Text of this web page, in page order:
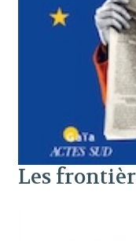
Les